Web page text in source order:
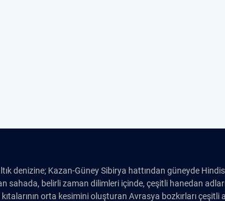
denizine; Kazan-Güney Sibirya hattından güneyde
sahada, belirli zaman dilimleri içinde, çeşitli hanedan
orta kesimini oluşturan Avrasya bozkırları çeşitli